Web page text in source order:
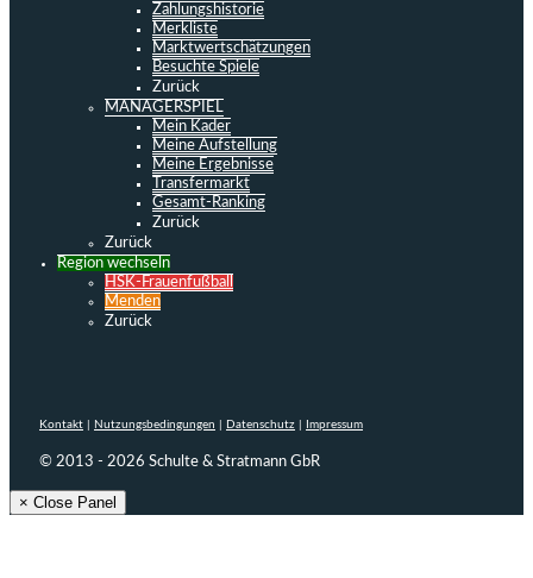
Zahlungshistorie
Merkliste
Marktwertschätzungen
Besuchte Spiele
Zurück
MANAGERSPIEL
Mein Kader
Meine Aufstellung
Meine Ergebnisse
Transfermarkt
Gesamt-Ranking
Zurück
Zurück
Region wechseln
HSK-Frauenfußball
Menden
Zurück
Kontakt Nutzungsbedingungen Datenschutz Impressum
© 2013 - 2026 Schulte & Stratmann GbR
× Close Panel